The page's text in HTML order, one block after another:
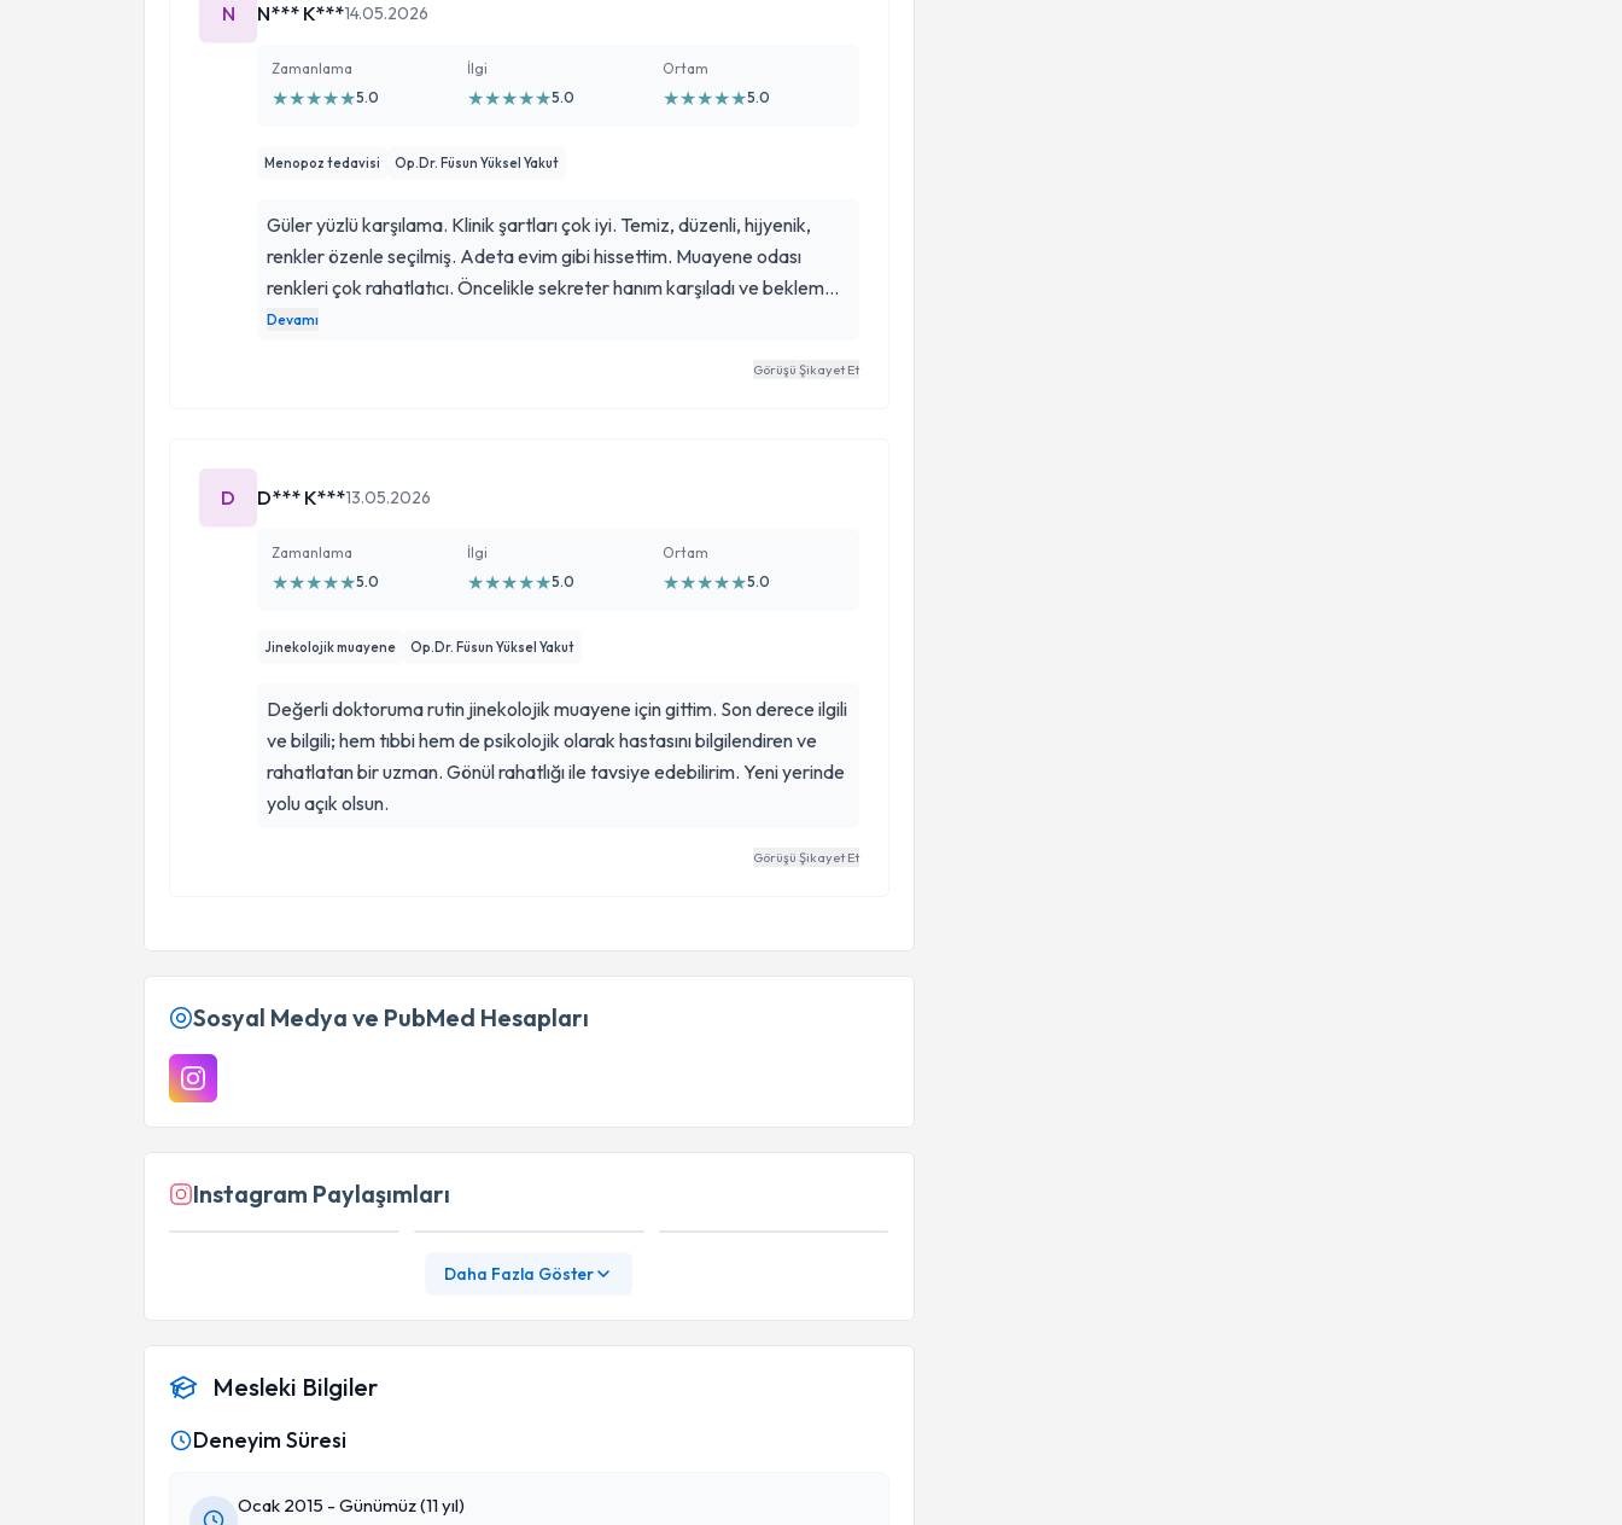
N N*** K***14.05.2026
Zamanlama
★★★★★5.0
İlgi
★★★★★5.0
Ortam
★★★★★5.0
Menopoz tedavisi Op.Dr. Füsun Yüksel Yakut
Güler yüzlü karşılama. Klinik şartları çok iyi. Temiz, düzenli, hijyenik,
renkler özenle seçilmiş. Adeta evim gibi hissettim. Muayene odası
renkleri çok rahatlatıcı. Öncelikle sekreter hanım karşıladı ve bekleme
salonuna aldı. Randevu saatine uygun muayene olabildim. Randevumu
Füsun hanım şikayetimi dinledi. Muayene sonrası küçük bir müdahale
Kendimi özel ve güvende hissettim. Hamile kadınlarada öneririm.
Hiyenik ve cihazları yeni ve çok gelişmiş. Müdahale sonrasıda
yorumlarımı tekrar ekleyeceğim.
Devamı
Görüşü Şikayet Et
D D*** K***13.05.2026
Zamanlama
★★★★★5.0
İlgi
★★★★★5.0
Ortam
★★★★★5.0
Jinekolojik muayene Op.Dr. Füsun Yüksel Yakut
Değerli doktoruma rutin jinekolojik muayene için gittim. Son derece ilgili
ve bilgili; hem tıbbi hem de psikolojik olarak hastasını bilgilendiren ve
rahatlatan bir uzman. Gönül rahatlığı ile tavsiye edebilirim. Yeni yerinde
yolu açık olsun.
Görüşü Şikayet Et
Sosyal Medya ve PubMed Hesapları
Instagram Paylaşımları
Daha Fazla Göster
Mesleki Bilgiler
Deneyim Süresi
Ocak 2015 - Günümüz (11 yıl)